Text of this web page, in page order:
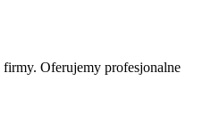
firmy. Oferujemy profesjonalne